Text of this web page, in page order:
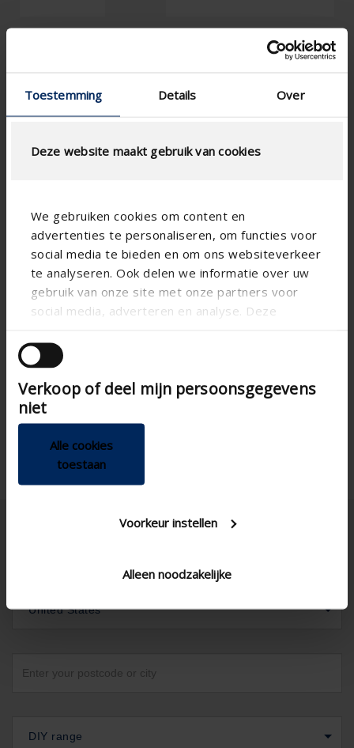
Toestemming Details Over
Deze website maakt gebruik van cookies
We gebruiken cookies om content en
advertenties te personaliseren, om functies voor
social media te bieden en om ons websiteverkeer
te analyseren. Ook delen we informatie over uw
gebruik van onze site met onze partners voor
social media, adverteren en analyse. Deze
andere informatie die u aan ze heeft verstrekt of
die ze hebben verzameld op basis van uw gebruik
van hun services.
Verkoop of deel mijn persoonsgegevens
niet
Alle cookies
toestaan
Voorkeur instellen
Alleen noodzakelijke
RensonSearch.calculation.Gaastype
RensonSearch.info.DoeEenControle
AIRFLOW CALCULATION
Technical Specifications
United States
DIY range